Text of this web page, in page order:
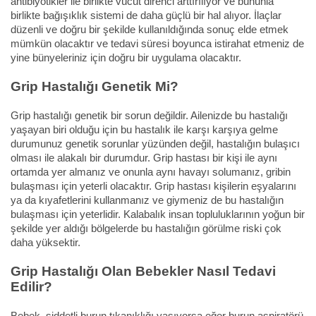
birlikte bağışıklık sistemi de daha güçlü bir hal alıyor. İlaçlar
düzenli ve doğru bir şekilde kullanıldığında sonuç elde etmek
mümkün olacaktır ve tedavi süresi boyunca istirahat etmeniz de
yine bünyeleriniz için doğru bir uygulama olacaktır.
Grip Hastalığı Genetik Mi?
Grip hastalığı genetik bir sorun değildir. Ailenizde bu hastalığı
yaşayan biri olduğu için bu hastalık ile karşı karşıya gelme
durumunuz genetik sorunlar yüzünden değil, hastalığın bulaşıcı
olması ile alakalı bir durumdur. Grip hastası bir kişi ile aynı
ortamda yer almanız ve onunla aynı havayı solumanız, gribin
bulaşması için yeterli olacaktır. Grip hastası kişilerin eşyalarını
ya da kıyafetlerini kullanmanız ve giymeniz de bu hastalığın
bulaşması için yeterlidir. Kalabalık insan topluluklarının yoğun bir
şekilde yer aldığı bölgelerde bu hastalığın görülme riski çok
daha yüksektir.
Grip Hastalığı Olan Bebekler Nasıl Tedavi
Edilir?